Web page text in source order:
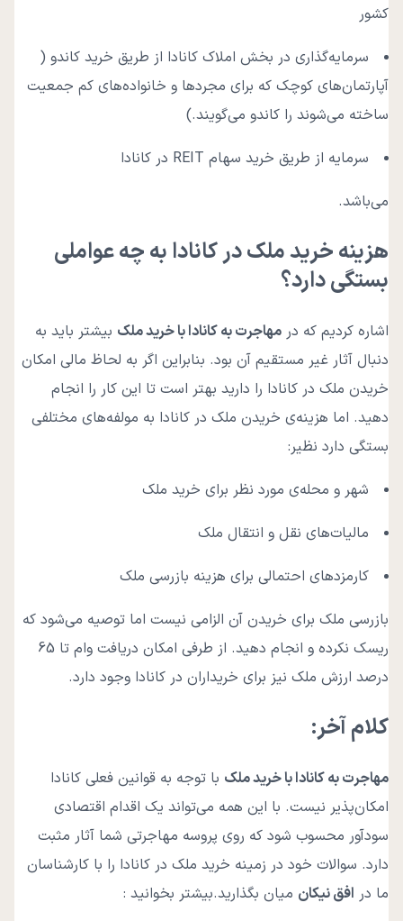
کشور
سرمایه‌گذاری در بخش املاک کانادا از طریق خرید کاندو (
آپارتمان‌های کوچک که برای مجردها و خانواده‌های کم جمعیت
ساخته می‌شوند را کاندو می‌گویند.)
سرمایه از طریق خرید سهام REIT در کانادا
می‌باشد.
هزینه خرید ملک در کانادا به چه عواملی
بستگی دارد؟
اشاره کردیم که در مهاجرت به کانادا با خرید ملک بیشتر باید به
دنبال آثار غیر مستقیم آن بود. بنابراین اگر به لحاظ مالی امکان
خریدن ملک در کانادا را دارید بهتر است تا این کار را انجام
دهید. اما هزینه‌ی خریدن ملک در کانادا به مولفه‌های مختلفی
بستگی دارد نظیر:
شهر و محله‌ی مورد نظر برای خرید ملک
مالیات‌های نقل و انتقال ملک
کارمزدهای احتمالی برای هزینه بازرسی ملک
بازرسی ملک برای خریدن آن الزامی نیست اما توصیه می‌شود که
ریسک نکرده و انجام دهید. از طرفی امکان دریافت وام تا 65
درصد ارزش ملک نیز برای خریداران در کانادا وجود دارد.
کلام آخر:
مهاجرت به کانادا با خرید ملک با توجه به قوانین فعلی کانادا
امکان‌پذیر نیست. با این همه می‌تواند یک اقدام اقتصادی
سودآور محسوب شود که روی پروسه مهاجرتی شما آثار مثبت
دارد. سوالات خود در زمینه خرید ملک در کانادا را با کارشناسان
ما در افق نیکان میان بگذارید.بیشتر بخوانید :